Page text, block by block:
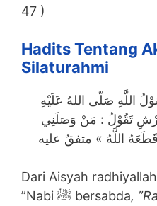
47 )
Hadits Tentang
Silaturahmi
اللَّهِ صَلّى اللهُ عَلَيْهِ
تَقُوْلُ : مَنْ وَصَلَنِي
اللَّهُ » متفقٌ عليه
Dari Aisyah
”Nabi ﷺ bersabda,